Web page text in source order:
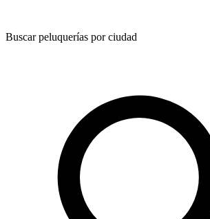
Buscar peluquerías por ciudad